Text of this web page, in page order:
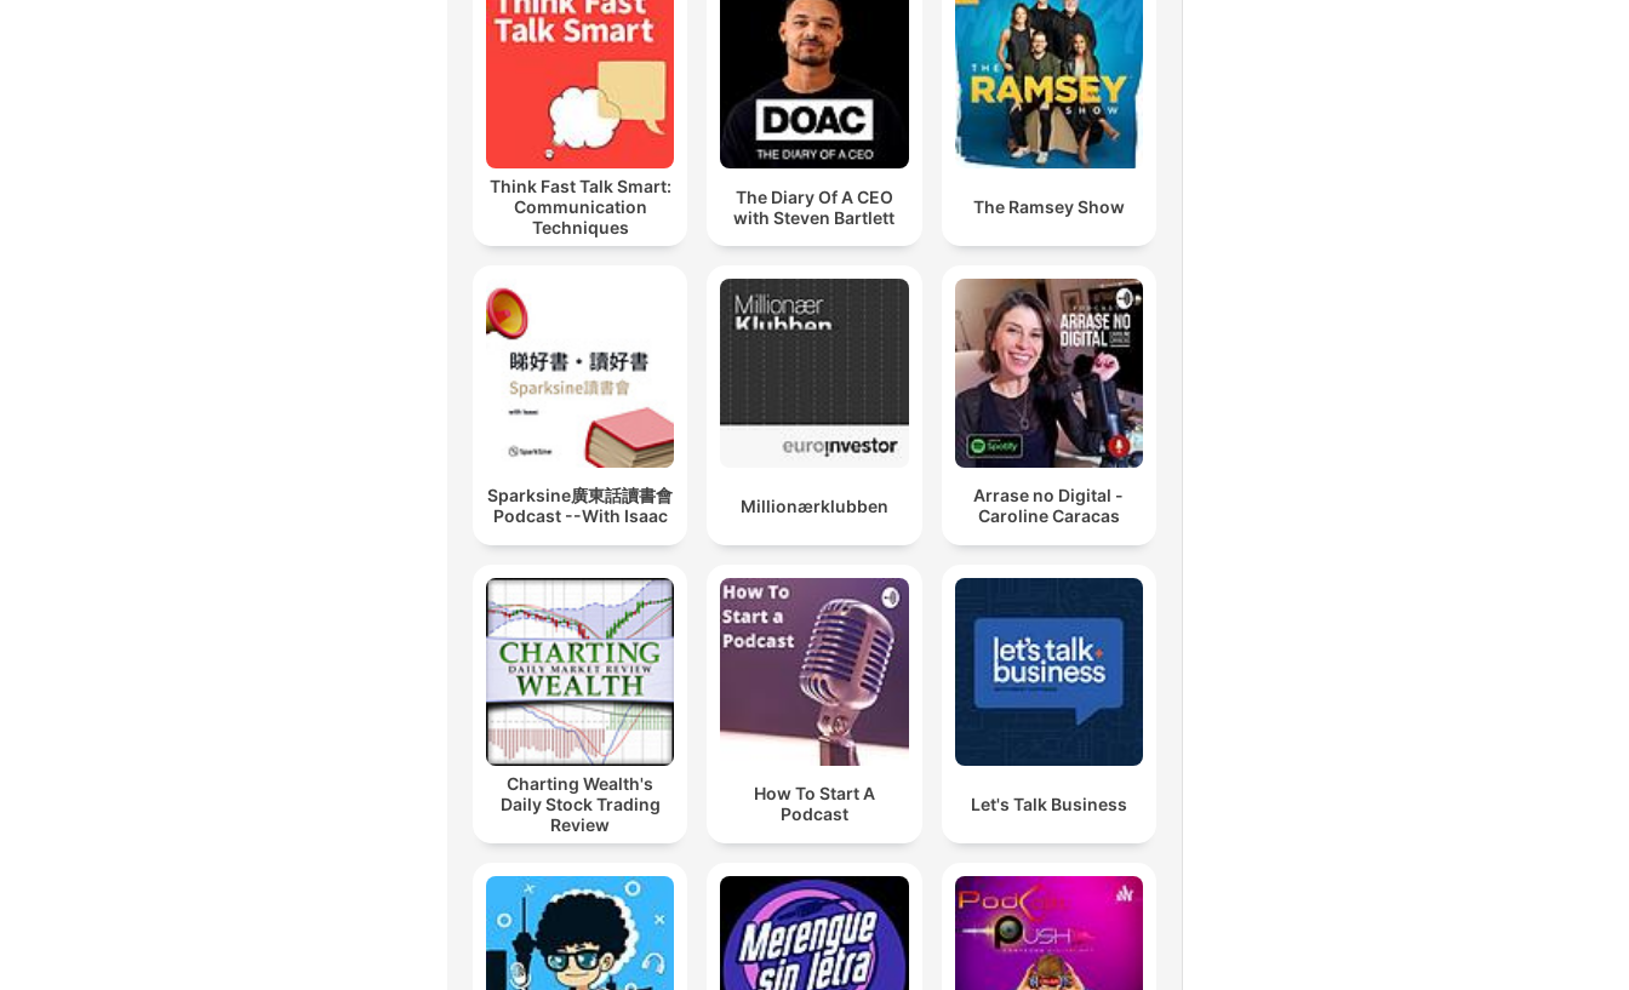
Think Fast Talk Smart:
Communication
Techniques
The Diary Of A CEO
with Steven Bartlett
The Ramsey Show
Sparksine廣東話讀書會
Podcast --With Isaac
Millionærklubben
Arrase no Digital -
Caroline Caracas
Charting Wealth's
Daily Stock Trading
Review
How To Start A
Podcast
Let's Talk Business